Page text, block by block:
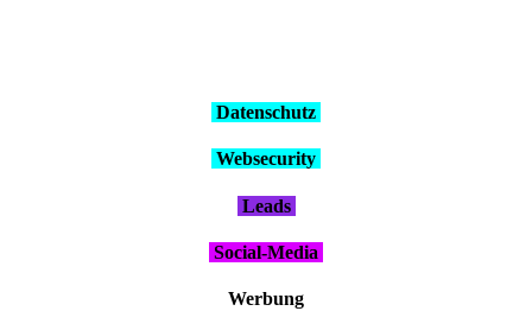
Daten­schutz
Web­se­cu­ri­ty
Leads
Social-Media
Wer­bung